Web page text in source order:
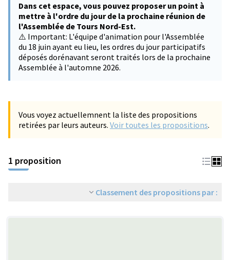
Dans cet espace, vous pouvez proposer un point à
mettre à l'ordre du jour de la prochaine réunion de
l'Assemblée de Tours Nord-Est.
⚠️ Important: L'équipe d'animation pour l'Assemblée
du 18 juin ayant eu lieu, les ordres du jour participatifs
déposés dorénavant seront traités lors de la prochaine
Assemblée à l'automne 2026.
Vous voyez actuellemnent la liste des propositions
retirées par leurs auteurs. Voir toutes les propositions.
1 proposition
Classement des propositions par :